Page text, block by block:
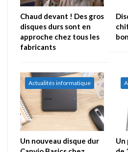
Chaud devant ! Des gros
disques durs sont en
approche chez tous les
fabricants
Actualités informatique
Un nouveau disque dur
Un